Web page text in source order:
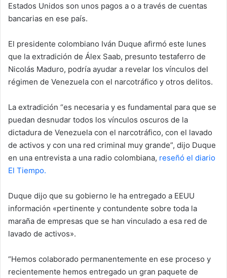
Estados Unidos son unos pagos a o a través de cuentas
bancarias en ese país.
El presidente colombiano Iván Duque afirmó este lunes
que la extradición de Álex Saab, presunto testaferro de
Nicolás Maduro, podría ayudar a revelar los vínculos del
régimen de Venezuela con el narcotráfico y otros delitos.
La extradición “es necesaria y es fundamental para que se
puedan desnudar todos los vínculos oscuros de la
dictadura de Venezuela con el narcotráfico, con el lavado
de activos y con una red criminal muy grande”, dijo Duque
en una entrevista a una radio colombiana, reseñó el diario
El Tiempo.
Duque dijo que su gobierno le ha entregado a EEUU
información «pertinente y contundente sobre toda la
maraña de empresas que se han vinculado a esa red de
lavado de activos».
“Hemos colaborado permanentemente en ese proceso y
recientemente hemos entregado un gran paquete de